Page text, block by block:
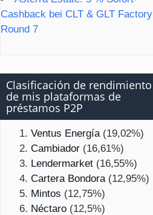
Cashback bei CLT & GLT Factory
Round 7
Clasificación de rendimiento
de mis plataformas de
préstamos P2P
Ventus Energía(19,02%)
Cambiador(16,61%)
Lendermarket(16,55%)
Cartera Bondora(12,95%)
Mintos (12,75%)
Néctaro(12,5%)